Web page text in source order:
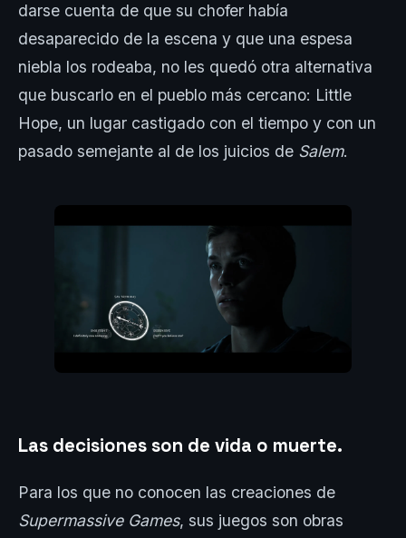
darse cuenta de que su chofer había
desaparecido de la escena y que una espesa
niebla los rodeaba, no les quedó otra alternativa
que buscarlo en el pueblo más cercano: Little
Hope, un lugar castigado con el tiempo y con un
pasado semejante al de los juicios de Salem.
Las decisiones son de vida o muerte.
Para los que no conocen las creaciones de
Supermassive Games, sus juegos son obras